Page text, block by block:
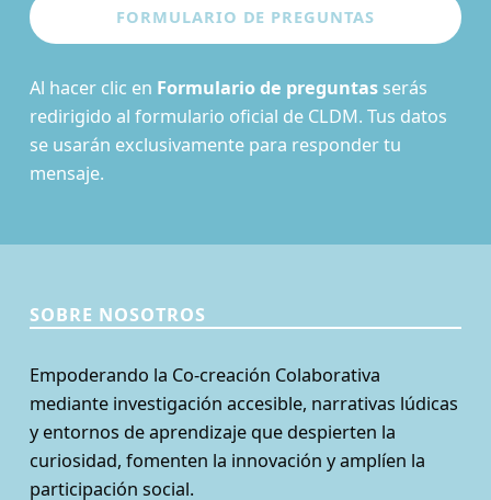
Al hacer clic en Formulario de preguntasserás
redirigido al formulario oficial de CLDM. Tus datos
se usarán exclusivamente para responder tu
mensaje.
SOBRE NOSOTROS
Empoderando la Co-creación Colaborativa
mediante investigación accesible, narrativas lúdicas
y entornos de aprendizaje que despierten la
curiosidad, fomenten la innovación y amplíen la
participación social.